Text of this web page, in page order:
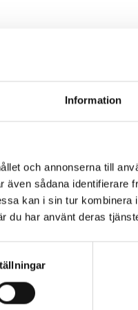
Information
och annonserna till
sådana identifierare
kan i sin tur kombinera
du har använt deras